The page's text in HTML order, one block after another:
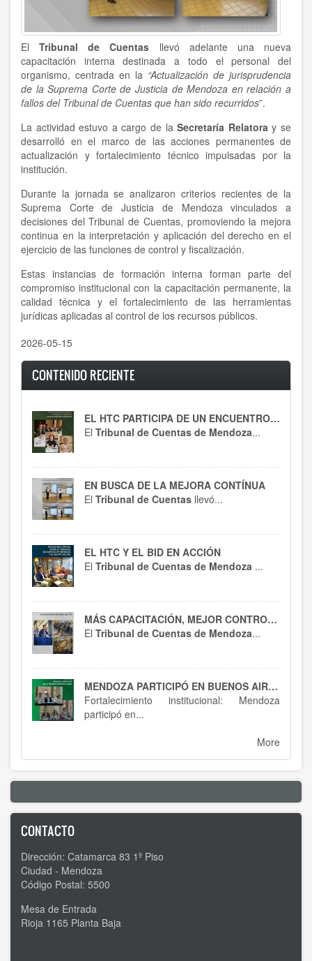
ElTribunal de Cuentas llevó adelante una nueva
capacitación interna destinada a todo el personal del
organismo, centrada en la “Actualización de jurisprudencia
de la Suprema Corte de Justicia de Mendoza en relación a
fallos del Tribunal de Cuentas que han sido recurridos”.
La actividad estuvo a cargo de laSecretaría Relatoray se
desarrolló en el marco de las acciones permanentes de
actualización y fortalecimiento técnico impulsadas por la
institución.
Durante la jornada se analizaron criterios recientes de la
Suprema Corte de Justicia de Mendoza vinculados a
decisiones del Tribunal de Cuentas, promoviendo la mejora
continua en la interpretación y aplicación del derecho en el
ejercicio de las funciones de control y fiscalización.
Estas instancias de formación interna forman parte del
compromiso institucional con la capacitación permanente, la
calidad técnica y el fortalecimiento de las herramientas
jurídicas aplicadas al control de los recursos públicos.
2026-05-15
CONTENIDO RECIENTE
EL HTC PARTICIPA DE UN ENCUENTRO CLAVE
El Tribunal de Cuentas de Mendoza...
EN BUSCA DE LA MEJORA CONTÍNUA
El Tribunal de Cuentas llevó...
EL HTC Y EL BID EN ACCIÓN
El Tribunal de Cuentas de Mendoza ...
MÁS CAPACITACIÓN, MEJOR CONTROL : EL HTC SE ACTUALIZA EN RT 54
El Tribunal de Cuentas de Mendoza...
MENDOZA PARTICIPÓ EN BUENOS AIRES : SPTCRA
Fortalecimiento institucional: Mendoza
participó en...
More
CONTACTO
Dirección: Catamarca 83 1º Piso
Ciudad - Mendoza
Código Postal: 5500
Mesa de Entrada
Rioja 1165 Planta Baja